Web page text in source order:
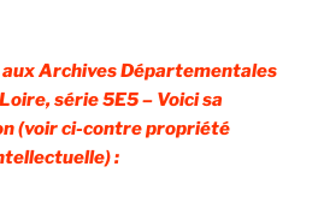
aux Archives Départementales
série 5E5 – Voici sa
(voir ci-contre propriété
: